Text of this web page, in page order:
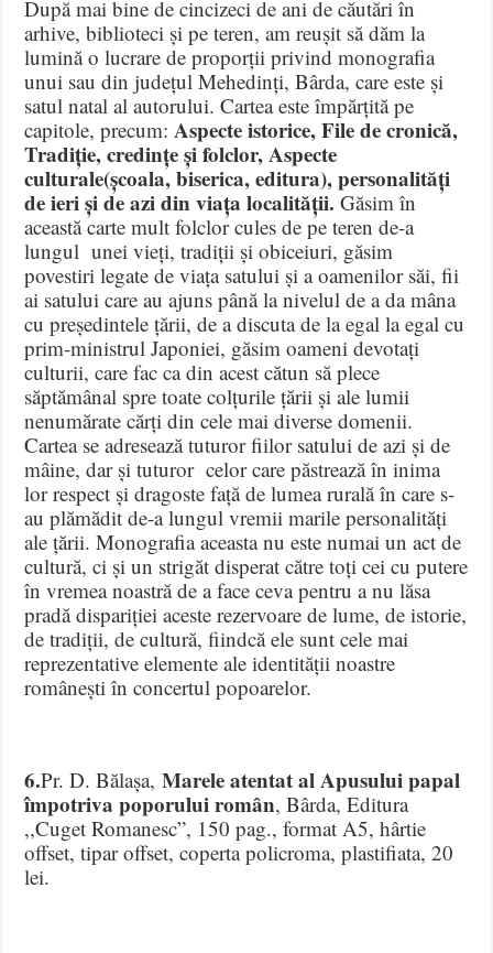
După mai bine de cincizeci de ani de căutări în
arhive, biblioteci și pe teren, am reușit să dăm la
lumină o lucrare de proporții privind monografia
unui sau din județul Mehedinți, Bârda, care este și
satul natal al autorului. Cartea este împărțită pe
capitole, precum: Aspecte istorice, File de cronică,
Tradiție, credințe și folclor, Aspecte
culturale(școala, biserica, editura), personalități
de ieri și de azi din viața localității. Găsim în
această carte mult folclor cules de pe teren de-a
lungul unei vieți, tradiții și obiceiuri, găsim
povestiri legate de viața satului și a oamenilor săi, fii
ai satului care au ajuns până la nivelul de a da mâna
cu președintele țării, de a discuta de la egal la egal cu
prim-ministrul Japoniei, găsim oameni devotați
culturii, care fac ca din acest cătun să plece
săptămânal spre toate colțurile țării și ale lumii
nenumărate cărți din cele mai diverse domenii.
Cartea se adresează tuturor fiilor satului de azi și de
mâine, dar și tuturor celor care păstrează în inima
lor respect și dragoste față de lumea rurală în care s-
au plămădit de-a lungul vremii marile personalități
ale țării. Monografia aceasta nu este numai un act de
cultură, ci și un strigăt disperat către toți cei cu putere
în vremea noastră de a face ceva pentru a nu lăsa
pradă dispariției aceste rezervoare de lume, de istorie,
de tradiții, de cultură, fiindcă ele sunt cele mai
reprezentative elemente ale identității noastre
românești în concertul popoarelor.
6.Pr. D. Bălașa,Marele atentat al Apusului papal
împotriva poporului român, Bârda, Editura
,,Cuget Romanesc”, 150 pag., format A5, hârtie
offset, tipar offset, coperta policroma, plastifiata, 20
lei.